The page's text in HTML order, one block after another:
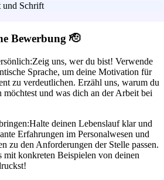
und Schrift
Bewerbung 🫡
Zeig uns, wer du bist! Verwende
Sprache, um deine Motivation für
zu verdeutlichen. Erzähl uns, warum du
möchtest und was dich an der Arbeit bei
Halte deinen Lebenslauf klar und
Erfahrungen im Personalwesen und
zu den Anforderungen der Stelle passen.
mit konkreten Beispielen von deinen